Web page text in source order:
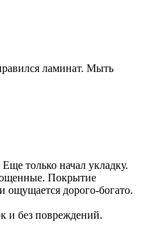
ламинат. Мыть
только начал укладку.
Покрытие
ощущается дорого-богато.
и без повреждений.